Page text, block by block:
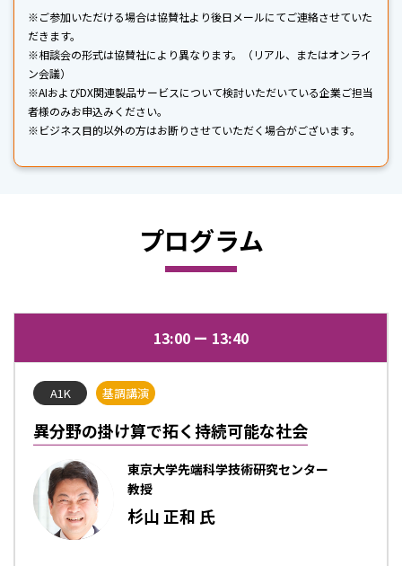
※ご参加いただける場合は協賛社より後日メールにてご連絡させていた
だきます。
※相談会の形式は協賛社により異なります。（リアル、またはオンライ
ン会議）
※AIおよびDX関連製品サービスについて検討いただいている企業ご担当
者様のみお申込みください。
※ビジネス目的以外の方はお断りさせていただく場合がございます。
プログラム
13:00 13:40
A1K 基調講演
異分野の掛け算で拓く持続可能な社会
東京大学先端科学技術研究センター
教授
杉山 正和 氏